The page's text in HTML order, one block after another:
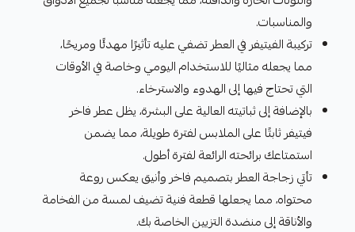
والمناسبات.
تركيبة الفيتيفر في العطر تضفي عليه تأثيرًا مهدئًا ومريحًا،
مما يجعله مثاليًا للاستخدام اليومي وخاصة في الأوقات
التي تحتاج فيها إلى الهدوء والاسترخاء.
بالإضافة إلى ثباتيته العالية على البشرة، يظل عطر فاخر
فيتيفر ثابتًا على الملابس لفترة طويلة، مما يضمن
استمتاعك برائحته الرائعة لفترة أطول.
تأتي زجاجة العطر بتصميم فاخر وأنيق يعكس روعة
محتواه، مما يجعلها قطعة فنية تضيف لمسة من الفخامة
والأناقة إلى منضدة التزيين الخاصة بك.